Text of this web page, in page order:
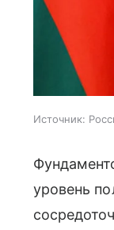
Источник:
уровень